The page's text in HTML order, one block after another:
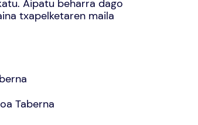
Aipatu beharra dago
txapelketaren maila
Taberna